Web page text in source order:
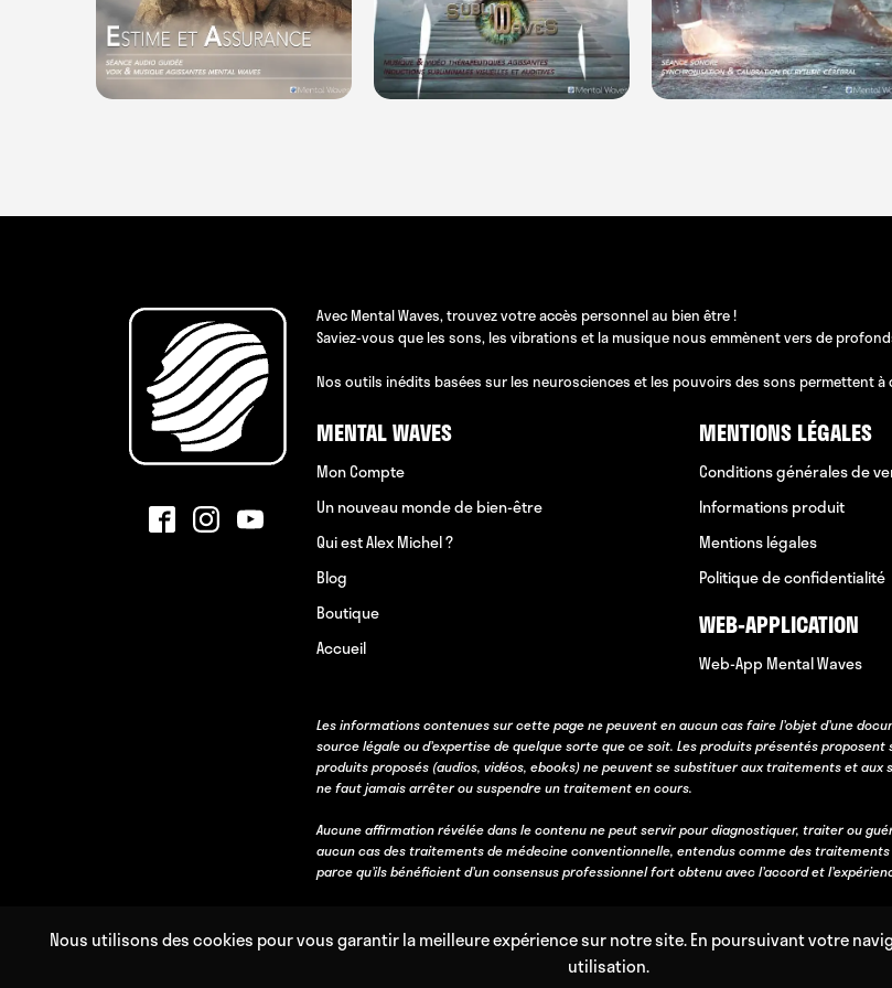
Nous utilisons des cookies pour vous garantir la meilleure expérience sur notre site. En poursuivant votre
utilisation.
Avec Mental Waves, trouvez votre accès personnel au bien être !
Saviez-vous que les sons, les vibrations et la musique nous emmènent vers de
Nos outils inédits basées sur les neurosciences et les pouvoirs des sons permettent
MENTAL WAVES
Mon Compte
Un nouveau monde de bien-être
Qui est Alex Michel ?
Blog
Boutique
Accueil
MENTIONS LÉGALES
Conditions générales de
Informations produit
Mentions légales
Politique de confidentialité
WEB-APPLICATION
Web-App Mental Waves
Les informations contenues sur cette page ne peuvent en aucun cas faire l’objet d’une
source légale ou d’expertise de quelque sorte que ce soit. Les produits présentés
produits proposés (audios, vidéos, ebooks) ne peuvent se substituer aux traitements et
ne faut jamais arrêter ou suspendre un traitement en cours.
Aucune affirmation révélée dans le contenu ne peut servir pour diagnostiquer, traiter ou
aucun cas des traitements de médecine conventionnelle, entendus comme des
parce qu’ils bénéficient d’un consensus professionnel fort obtenu avec l’accord et